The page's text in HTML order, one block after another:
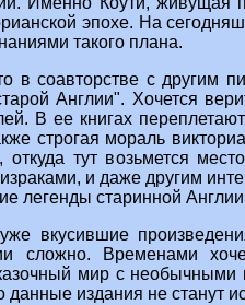
эпохе. На
такого плана.
в соавторстве с другим
Англии". Хочется
В ее книгах
строгая мораль
тут возьмется
и даже другим
легенды старинной
вкусившие
сложно. Временами
мир с
данные издания не станут